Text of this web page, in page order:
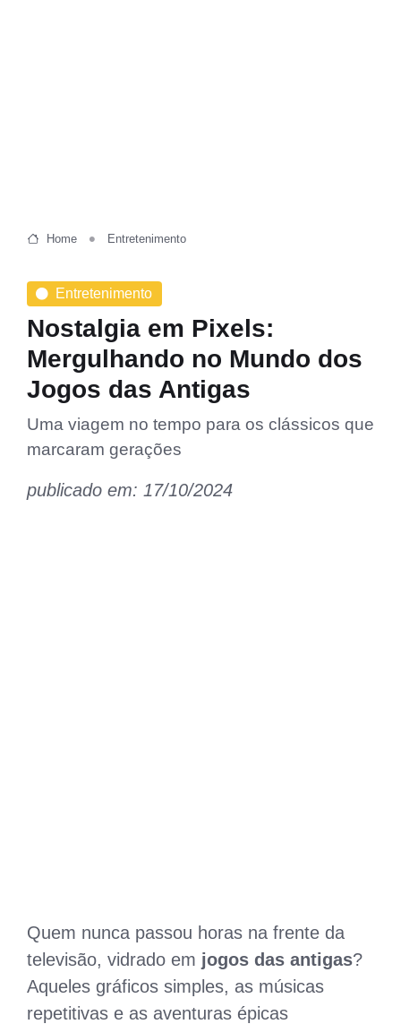
Home Entretenimento
Entretenimento
Nostalgia em Pixels:
Mergulhando no Mundo dos
Jogos das Antigas
Uma viagem no tempo para os clássicos que
marcaram gerações
publicado em: 17/10/2024
Quem nunca passou horas na frente da
televisão, vidrado em jogos das antigas?
Aqueles gráficos simples, as músicas
repetitivas e as aventuras épicas